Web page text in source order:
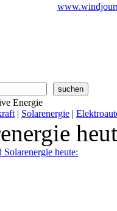
Energie
| Solarenergie |
heute: